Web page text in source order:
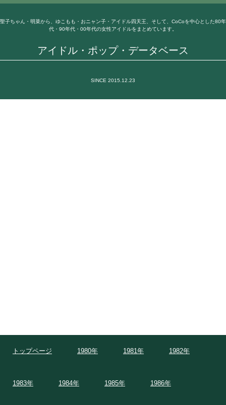
アイドル・ポップ・データベース
聖子ちゃん・明菜から、ゆこもも・おニャン子・アイドル四天王、そして、CoCoを中心とした80年
代・90年代・00年代の女性アイドルをまとめています。
SINCE 2015.12.23
トップページ 1980年 1981年 1982年
1983年 1984年 1985年 1986年